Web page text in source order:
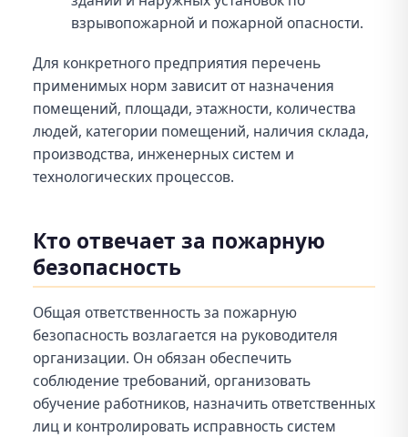
взрывопожарной и пожарной опасности.
Для конкретного предприятия перечень
применимых норм зависит от назначения
помещений, площади, этажности, количества
людей, категории помещений, наличия склада,
производства, инженерных систем и
технологических процессов.
Кто отвечает за пожарную
безопасность
Общая ответственность за пожарную
безопасность возлагается на руководителя
организации. Он обязан обеспечить
соблюдение требований, организовать
обучение работников, назначить ответственных
лиц и контролировать исправность систем